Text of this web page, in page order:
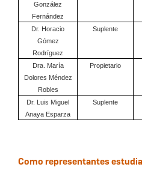
González
Fernández
Dr. Horacio
Gómez
Rodríguez
Suplente
Dra. María
Dolores Méndez
Robles
Propietario
Dr. Luis Miguel
Anaya Esparza
Suplente
Como representantes